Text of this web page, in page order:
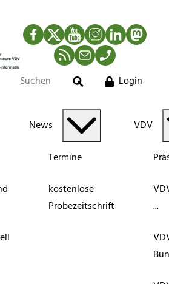
Facebook
TwitterYouTubeInstagram
LinkedIn
RSS-Newsfeed
MailTelefon
Suche
Login
News
Termine
kostenlose
Probezeitschrift
VDV
...